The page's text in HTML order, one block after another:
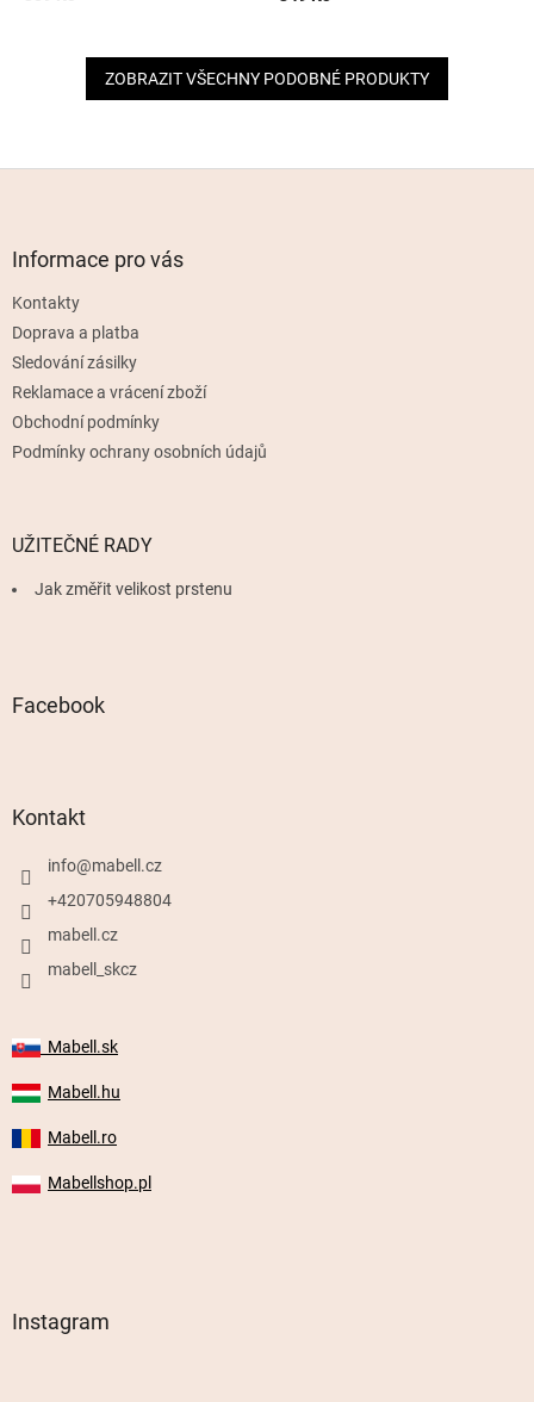
ZOBRAZIT VŠECHNY PODOBNÉ PRODUKTY
Informace pro vás
Kontakty
Doprava a platba
Sledování zásilky
Reklamace a vrácení zboží
Obchodní podmínky
Podmínky ochrany osobních údajů
UŽITEČNÉ RADY
Jak změřit velikost prstenu
Facebook
Kontakt
info@mabell.cz
+420705948804
mabell.cz
mabell_skcz
Mabell.sk
Mabell.hu
Mabell.ro
Mabellshop.pl
Instagram